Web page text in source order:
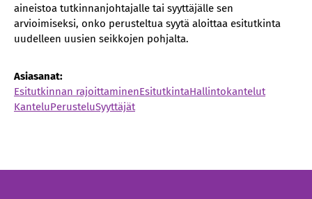
aineistoa tutkinnanjohtajalle tai syyttäjälle sen
arvioimiseksi, onko perusteltua syytä aloittaa esitutkinta
uudelleen uusien seikkojen pohjalta.
Asiasanat:
Esitutkinnan rajoittaminenEsitutkintaHallintokantelut
KanteluPerusteluSyyttäjät